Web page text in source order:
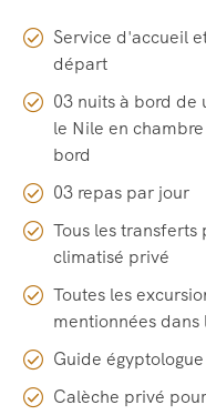
Service d'accueil
départ
03 nuits à bord de
le Nile en
bord
03 repas par jour
Tous les
climatisé privé
Toutes les
mentionnées
Guide
Calèche privé